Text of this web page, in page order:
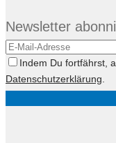
Newsletter
Indem Du fortfährst,
Datenschutzerklärung